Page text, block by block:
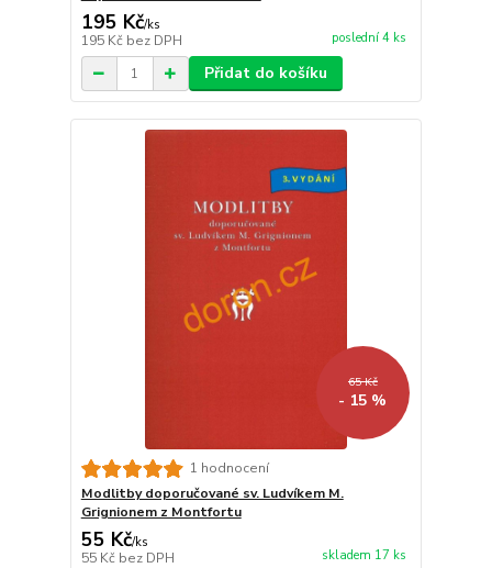
195 Kč/ks
195 Kč bez DPH poslední 4 ks
Přidat do košíku
65 Kč
- 15 %
1 hodnocení
Modlitby doporučované sv. Ludvíkem M.
Grignionem z Montfortu
55 Kč/ks
55 Kč bez DPH skladem 17 ks